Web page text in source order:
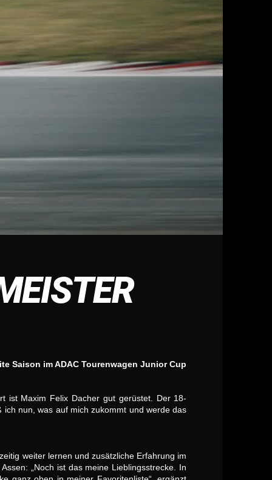
Saison im ADAC Tourenwagen Junior Cup
ist Maxim Felix Dacher gut gerüstet. Der 18-
nun, was auf mich zukommt und werde das
weiter lernen und zusätzliche Erfahrung im
„Noch ist das meine Lieblingsstrecke. In